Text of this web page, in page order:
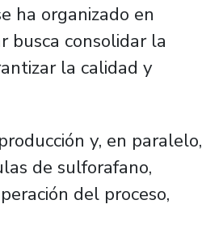
ha organizado en
busca consolidar la
la calidad y
y, en paralelo,
de sulforafano,
del proceso,